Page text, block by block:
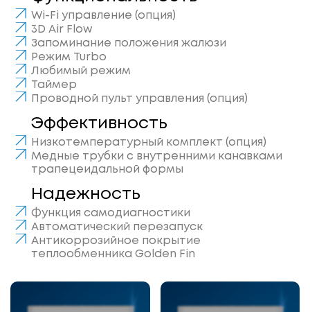
Wi-Fi управление (опция)
3D Air Flow
Запоминание положения жалюзи
Режим Turbo
Любимый режим
Таймер
Проводной пульт управления (опция)
Эффективность
Низкотемпературный комплект (опция)
Медные трубки с внутренними канавками
трапецеидальной формы
Надежность
Функция самодиагностики
Автоматический перезапуск
Антикоррозийное покрытие
теплообменника Golden Fin